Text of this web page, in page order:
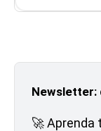
Newsletter:
🚀 Aprenda